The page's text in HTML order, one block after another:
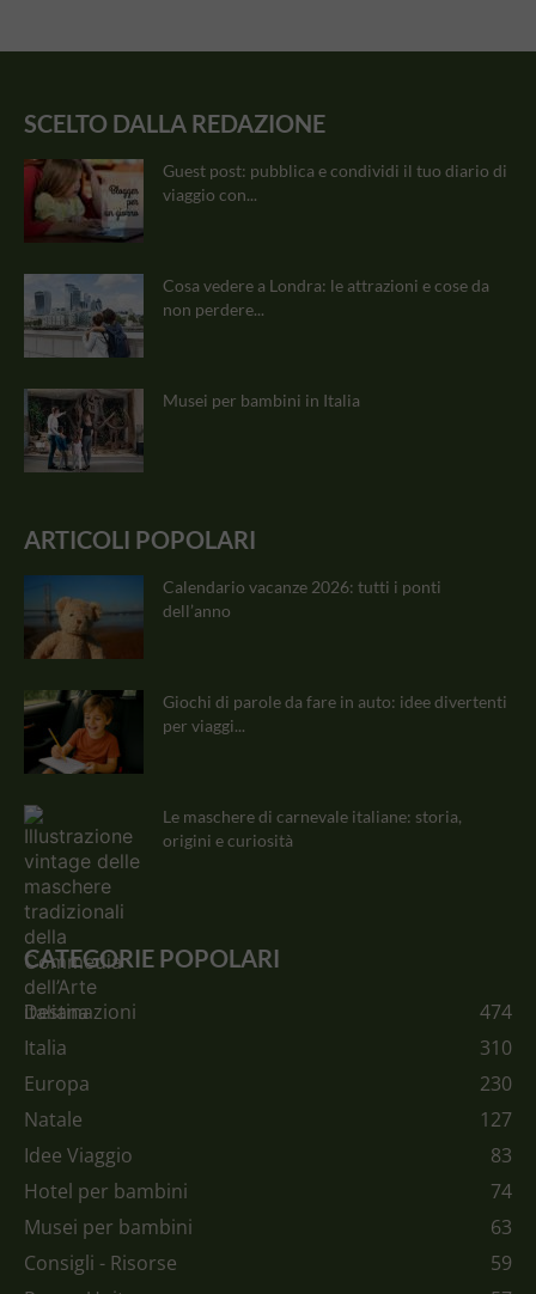
SCELTO DALLA REDAZIONE
Guest post: pubblica e condividi il tuo diario di
viaggio con...
Cosa vedere a Londra: le attrazioni e cose da
non perdere...
Musei per bambini in Italia
ARTICOLI POPOLARI
Calendario vacanze 2026: tutti i ponti
dell’anno
Giochi di parole da fare in auto: idee divertenti
per viaggi...
Le maschere di carnevale italiane: storia,
origini e curiosità
CATEGORIE POPOLARI
Destinazioni
474
Italia
310
Europa
230
Natale
127
Idee Viaggio
83
Hotel per bambini
74
Musei per bambini
63
Consigli - Risorse
59